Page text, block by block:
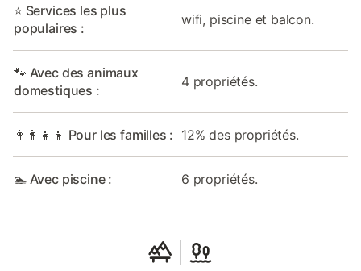
⭐ Services les plus
populaires :
wifi, piscine et balcon.
🐾 Avec des animaux
domestiques :
4 propriétés.
👩‍👩‍👧‍👦 Pour les familles : 12% des propriétés.
🏊 Avec piscine : 6 propriétés.